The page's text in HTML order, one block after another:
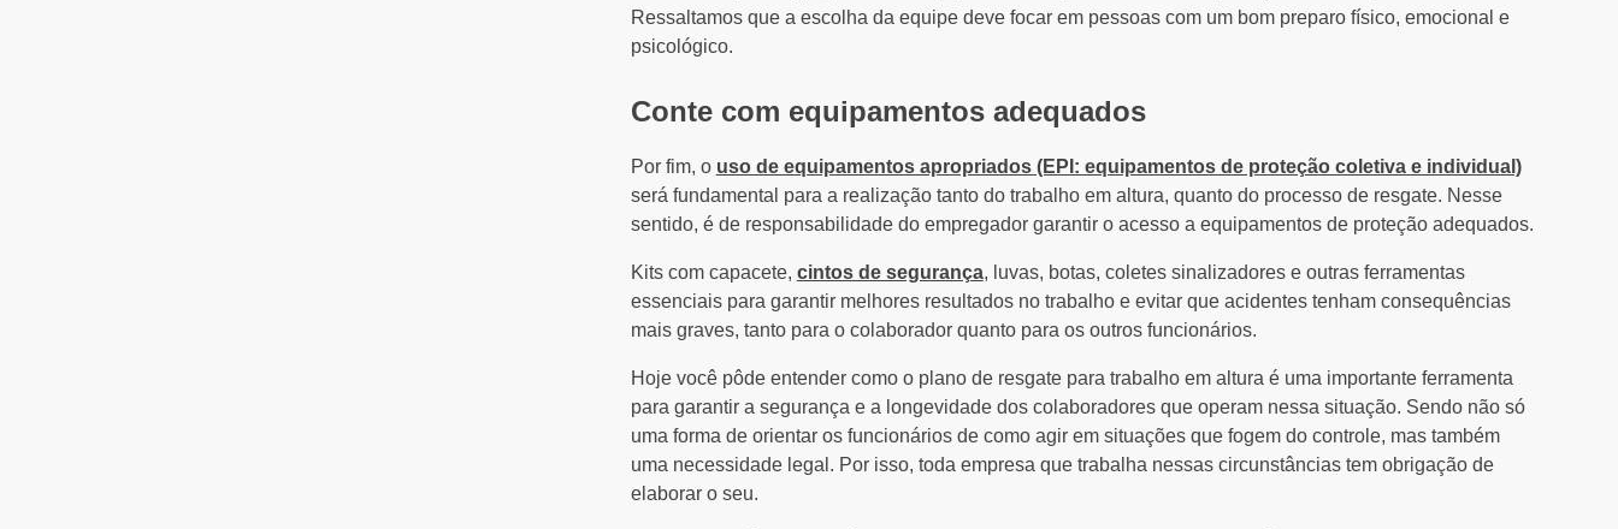
Ressaltamos que a escolha da equipe deve focar em pessoas com um bom preparo físico, emocional e
psicológico.
Conte com equipamentos adequados
Por fim, o uso de equipamentos apropriados (EPI: equipamentos de proteção coletiva e individual)
será fundamental para a realização tanto do trabalho em altura, quanto do processo de resgate. Nesse
sentido, é de responsabilidade do empregador garantir o acesso a equipamentos de proteção adequados.
Kits com capacete, cintos de segurança, luvas, botas, coletes sinalizadores e outras ferramentas
essenciais para garantir melhores resultados no trabalho e evitar que acidentes tenham consequências
mais graves, tanto para o colaborador quanto para os outros funcionários.
Hoje você pôde entender como o plano de resgate para trabalho em altura é uma importante ferramenta
para garantir a segurança e a longevidade dos colaboradores que operam nessa situação. Sendo não só
uma forma de orientar os funcionários de como agir em situações que fogem do controle, mas também
uma necessidade legal. Por isso, toda empresa que trabalha nessas circunstâncias tem obrigação de
elaborar o seu.